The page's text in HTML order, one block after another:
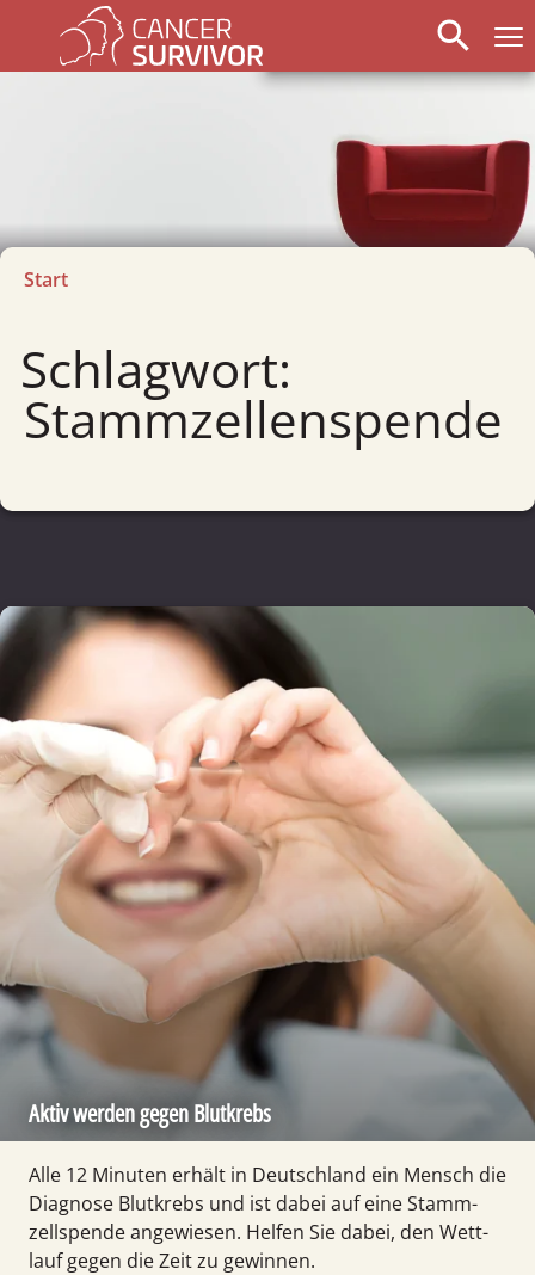
search
Start
Schlagwort:
Stammzellenspende
Aktiv werden gegen Blutkrebs
Alle 12 Minuten erhält in Deutsch­land ein Mensch die
Diagnose Blut­krebs und ist dabei auf eine Stamm­
zell­spende angewiesen. Helfen Sie dabei, den Wett­
lauf gegen die Zeit zu gewinnen.